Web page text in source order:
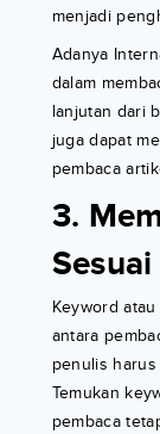
menjadi
Adanya
dalam
lanjutan dari
juga dapat
pembaca
3.
Sesuai
Keyword
antara
penulis
Temukan
pembaca